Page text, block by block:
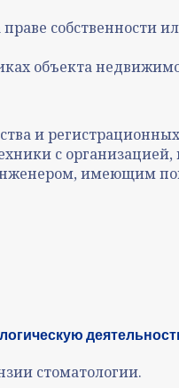
собственности
объекта
и
с
имеющим
стоматологии.